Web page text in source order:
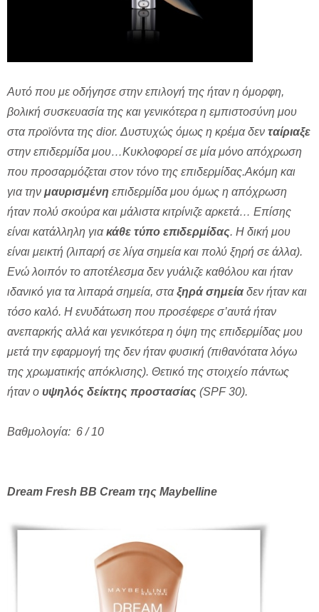
Αυτό που με οδήγησε στην επιλογή της ήταν η όμορφη,
βολική συσκευασία της και γενικότερα η εμπιστοσύνη μου
στα προϊόντα της dior. Δυστυχώς όμως η κρέμα δεν ταίριαξε
στην επιδερμίδα μου…Κυκλοφορεί σε μία μόνο απόχρωση
που προσαρμόζεται στον τόνο της επιδερμίδας.Ακόμη και
για την μαυρισμένη επιδερμίδα μου όμως η απόχρωση
ήταν πολύ σκούρα και μάλιστα κιτρίνιζε αρκετά… Επίσης
είναι κατάλληλη γιακάθε τύπο επιδερμίδας. Η δική μου
είναι μεικτή (λιπαρή σε λίγα σημεία και πολύ ξηρή σε άλλα).
Ενώ λοιπόν το αποτέλεσμα δεν γυάλιζε καθόλου και ήταν
ιδανικό για τα λιπαρά σημεία, σταξηρά σημείαδεν ήταν και
τόσο καλό. Η ενυδάτωση που προσέφερε σ’αυτά ήταν
ανεπαρκής αλλά και γενικότερα η όψη της επιδερμίδας μου
μετά την εφαρμογή της δεν ήταν φυσική (πιθανότατα λόγω
της χρωματικής απόκλισης). Θετικό της στοιχείο πάντως
ήταν ο υψηλός δείκτης προστασίας (SPF 30).
Βαθμολογία: 6 / 10
Dream Fresh BB Cream της Maybelline